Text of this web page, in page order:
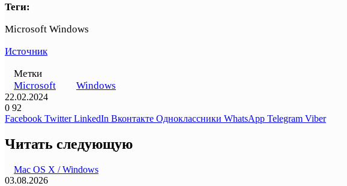
Теги:
Microsoft Windows
Источник
Метки
Microsoft
Windows
22.02.2024
0 92
Facebook Twitter LinkedIn Вконтакте Одноклассники WhatsApp Telegram Viber
Читать следующую
Mac OS X / Windows
03.08.2026